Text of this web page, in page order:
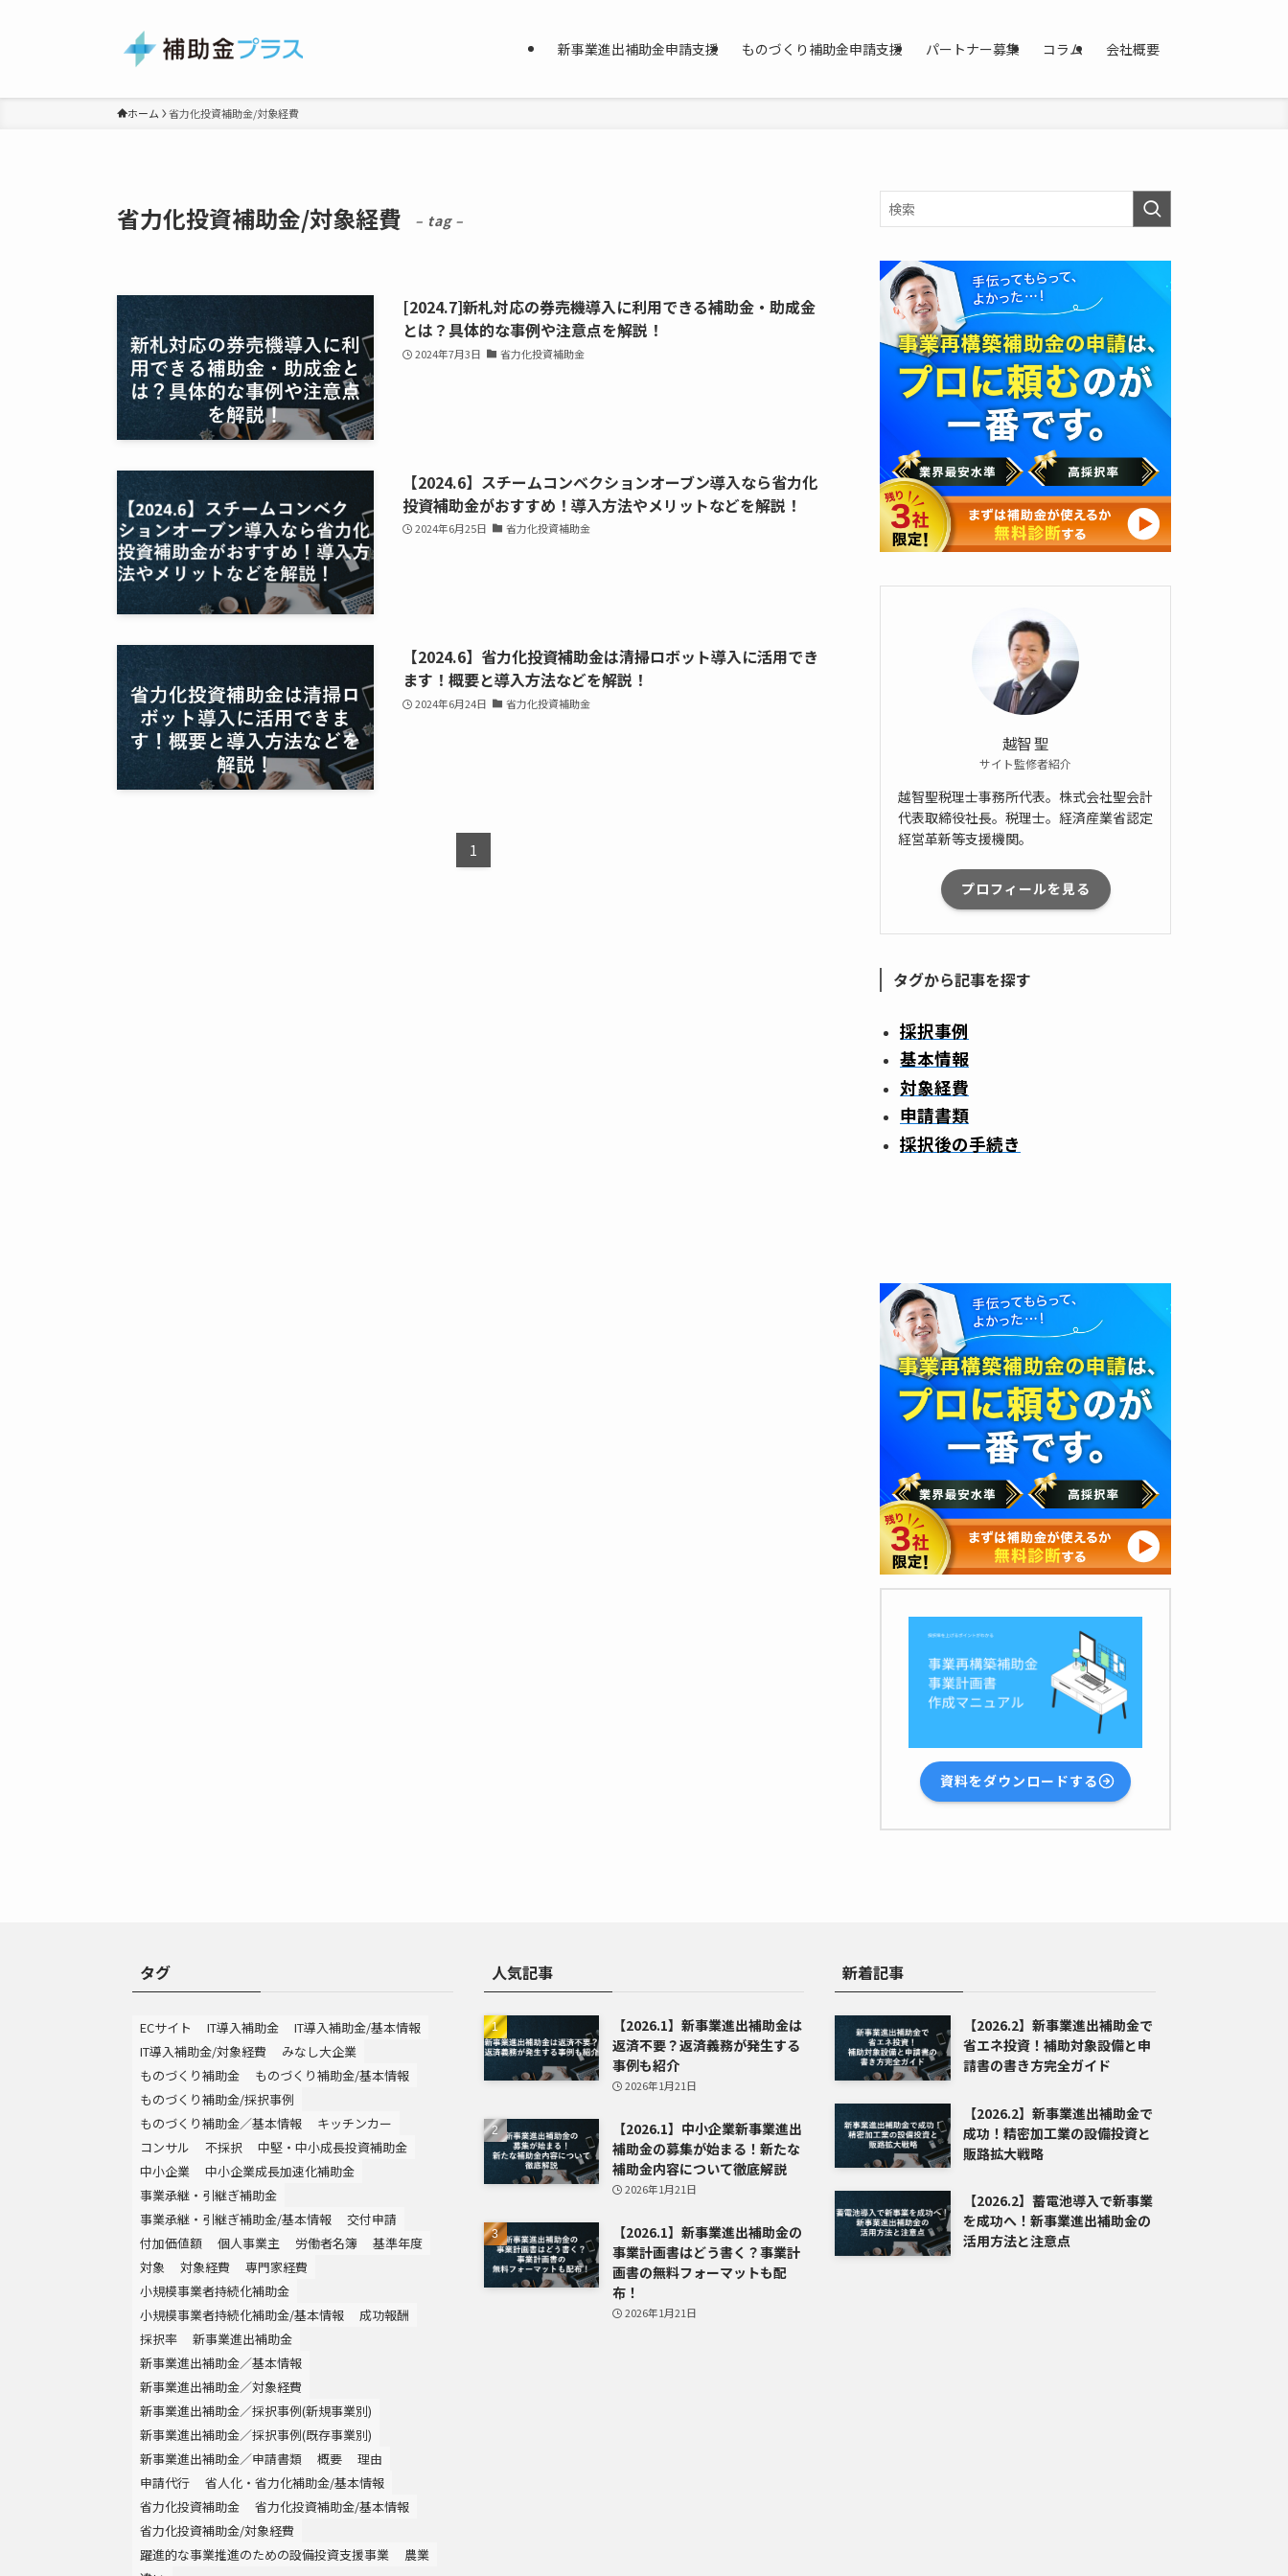
新事業進出補助金申請支援 ものづくり補助金申請支援 パートナー募集 コラム 会社概要
ホーム 省力化投資補助金/対象経費
省力化投資補助金/対象経費 – tag –
[2024.7]新札対応の券売機導入に利用できる補助金・助成金
とは？具体的な事例や注意点を解説！
2024年7月3日 省力化投資補助金
【2024.6】スチームコンベクションオーブン導入なら省力化
投資補助金がおすすめ！導入方法やメリットなどを解説！
2024年6月25日 省力化投資補助金
【2024.6】省力化投資補助金は清掃ロボット導入に活用でき
ます！概要と導入方法などを解説！
2024年6月24日 省力化投資補助金
1
越智 聖
サイト監修者紹介
越智聖税理士事務所代表。株式会社聖会計
代表取締役社長。税理士。経済産業省認定
経営革新等支援機関。
プロフィールを見る
タグから記事を探す
採択事例
基本情報
対象経費
申請書類
採択後の手続き
資料をダウンロードする
タグ
ECサイト IT導入補助金
IT導入補助金/基本情報
IT導入補助金/対象経費
みなし大企業
ものづくり補助金
ものづくり補助金/基本情報
ものづくり補助金/採択事例
ものづくり補助金／基本情報
キッチンカー
コンサル
不採択
中堅・中小成長投資補助金
中小企業
中小企業成長加速化補助金
事業承継・引継ぎ補助金
事業承継・引継ぎ補助金/基本情報
交付申請
付加価値額
個人事業主 労働者名簿
基準年度
対象
対象経費
専門家経費
小規模事業者持続化補助金
小規模事業者持続化補助金/基本情報
成功報酬
採択率
新事業進出補助金
新事業進出補助金／基本情報
新事業進出補助金／対象経費
新事業進出補助金／採択事例(新規事業別)
新事業進出補助金／採択事例(既存事業別)
新事業進出補助金／申請書類
概要
理由
申請代行
省人化・省力化補助金/基本情報
省力化投資補助金
省力化投資補助金/基本情報
省力化投資補助金/対象経費
躍進的な事業推進のための設備投資支援事業
農業
人気記事
【2026.1】新事業進出補助金は
返済不要？返済義務が発生する
事例も紹介
2026年1月21日
【2026.1】中小企業新事業進出
補助金の募集が始まる！新たな
補助金内容について徹底解説
2026年1月21日
【2026.1】新事業進出補助金の
事業計画書はどう書く？事業計
画書の無料フォーマットも配
布！
2026年1月21日
新着記事
【2026.2】新事業進出補助金で
省エネ投資！補助対象設備と申
請書の書き方完全ガイド
【2026.2】新事業進出補助金で
成功！精密加工業の設備投資と
販路拡大戦略
【2026.2】蓄電池導入で新事業
を成功へ！新事業進出補助金の
活用方法と注意点